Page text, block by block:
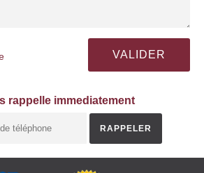
rappelle immediatement